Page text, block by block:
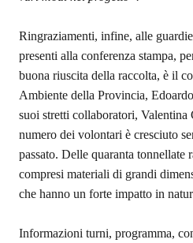
Ringraziamenti, infine, alle
presenti alla conferenza stampa,
buona riuscita della raccolta, è il
Ambiente della Provincia,
suoi stretti collaboratori,
numero dei volontari è cresciuto
passato. Delle quaranta tonnellate
compresi materiali di grandi
che hanno un forte impatto in
Informazioni turni, programma,